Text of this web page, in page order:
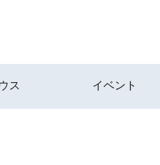
ス イベント